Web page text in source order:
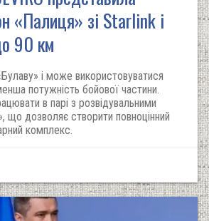
«Палиця» зі Starlink і
90 км
і може використовуватися
потужність бойової частини.
в парі з розвідувальними
що дозволяє створити повноцінний
комплекс.